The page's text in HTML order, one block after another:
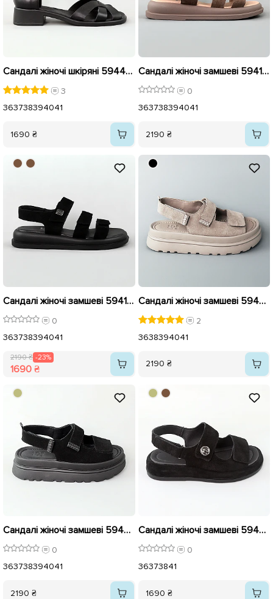
Сандалі жіночі шкіряні 594441 Чорні
3
363738394041
1690 ₴
Сандалі жіночі замшеві 594192 Бежевий
0
363738394041
2190 ₴
Сандалі жіночі замшеві 594193 Чорні розпродаж
0
363738394041
2190 ₴ -23%
1690 ₴
Сандалі жіночі замшеві 594444 Бежеві
2
3638394041
2190 ₴
Сандалі жіночі замшеві 594445 Чорні
0
363738394041
2190 ₴
Сандалі жіночі замшеві 594436 Чорні
0
36373841
1690 ₴